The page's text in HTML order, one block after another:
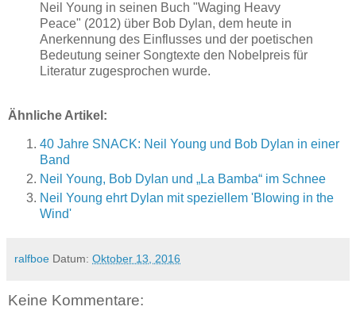
Neil Young in seinen Buch "Waging Heavy
Peace" (2012) über Bob Dylan, dem heute in
Anerkennung des Einflusses und der poetischen
Bedeutung seiner Songtexte den Nobelpreis für
Literatur zugesprochen wurde.
Ähnliche Artikel:
40 Jahre SNACK: Neil Young und Bob Dylan in einer
Band
Neil Young, Bob Dylan und „La Bamba“ im Schnee
Neil Young ehrt Dylan mit speziellem 'Blowing in the
Wind'
ralfboe Datum: Oktober 13, 2016
Keine Kommentare: